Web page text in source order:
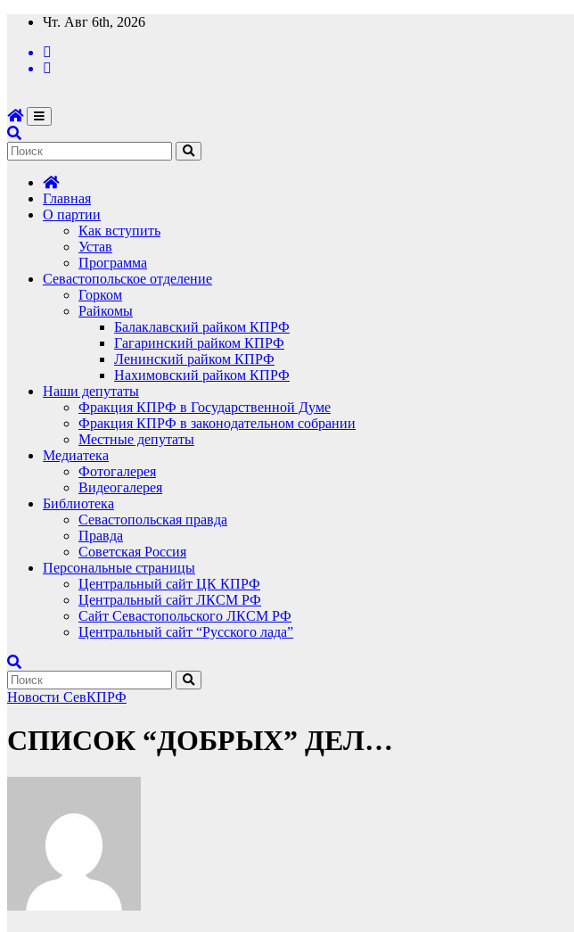
Перейти
содержимому
Чт. Авг 6th, 2026
Главная
О партии
Как вступить
Устав
Программа
Севастопольское отделение
Горком
Райкомы
Балаклавский райком КПРФ
Гагаринский райком КПРФ
Ленинский райком КПРФ
Нахимовский райком КПРФ
Наши депутаты
Фракция КПРФ в Государственной Думе
Фракция КПРФ в законодательном собрании
Местные депутаты
Медиатека
Фотогалерея
Видеогалерея
Библиотека
Севастопольская правда
Правда
Советская Россия
Персональные страницы
Центральный сайт ЦК КПРФ
Центральный сайт ЛКСМ РФ
Сайт Севастопольского ЛКСМ РФ
Центральный сайт “Русского лада”
Новости СевКПРФ
СПИСОК “ДОБРЫХ” ДЕЛ…